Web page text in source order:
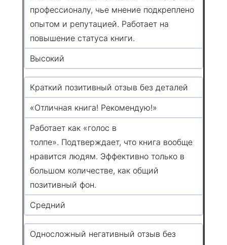
профессионалу, чье мнение подкреплено
опытом и репутацией. Работает на
повышение статуса книги.
Высокий
Краткий позитивный отзыв без деталей
«Отличная книга! Рекомендую!»
Работает как «голос в
толпе». Подтверждает, что книга вообще
нравится людям. Эффективно только в
большом количестве, как общий
позитивный фон.
Средний
Односложный негативный отзыв без